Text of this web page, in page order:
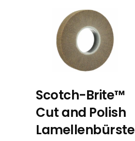
Scotch-Brite™
Cut and Polish
Lamellenbürste